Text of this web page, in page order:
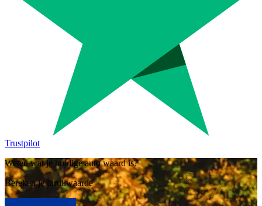
Trustpilot
Weten wat je huidige auto waard is?
Bereken je inruilwaarde